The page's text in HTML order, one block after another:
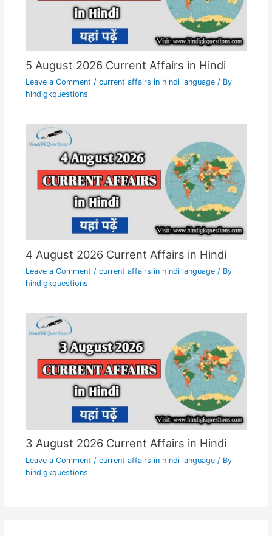
5 August 2026 Current Affairs in Hindi
Leave a Comment / current affairs in hindi language/ By
hindigkquestions
4 August 2026 Current Affairs in Hindi
Leave a Comment / current affairs in hindi language/ By
hindigkquestions
3 August 2026 Current Affairs in Hindi
Leave a Comment / current affairs in hindi language/ By
hindigkquestions